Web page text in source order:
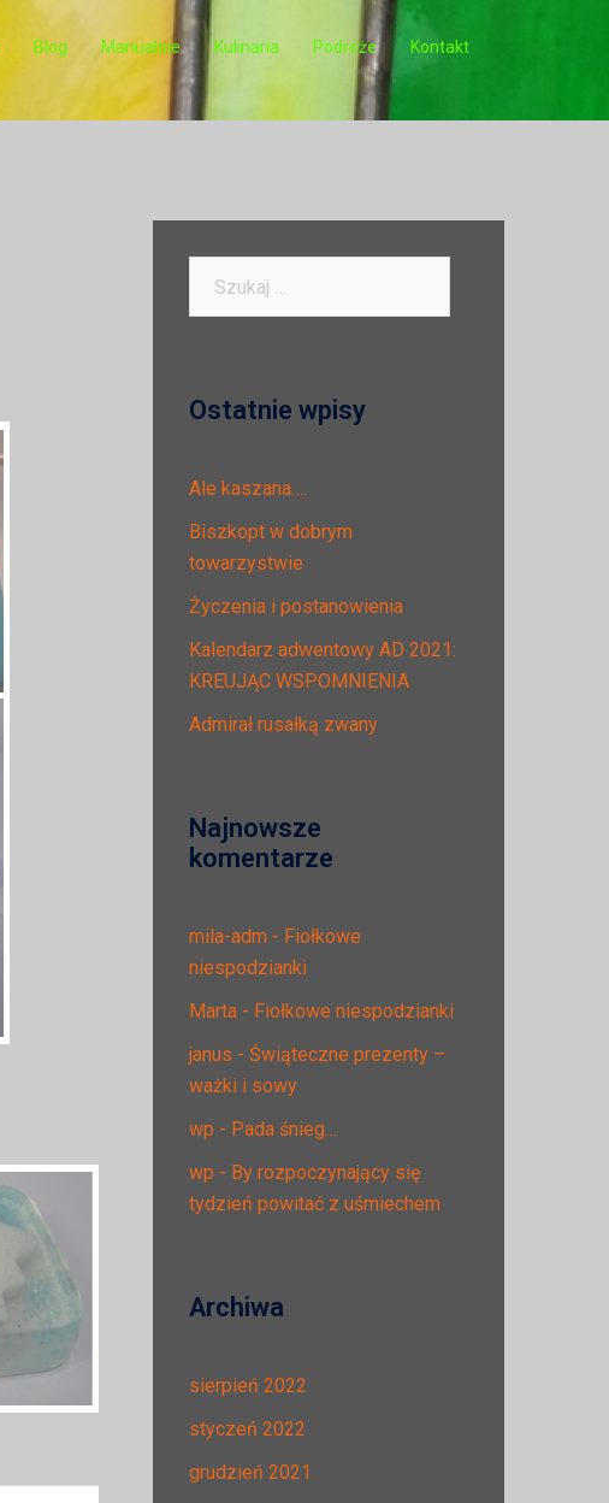
Blog Manualnie Kulinaria Podróże Kontakt
Ostatnie wpisy
Ale kaszana….
Biszkopt w dobrym
towarzystwie
Życzenia i postanowienia
Kalendarz adwentowy AD 2021:
KREUJĄC WSPOMNIENIA
Admirał rusałką zwany
Najnowsze
komentarze
mila-adm - Fiołkowe
niespodzianki
Marta- Fiołkowe niespodzianki
janus - Świąteczne prezenty –
ważki i sowy
wp - Pada śnieg…
wp - By rozpoczynający się
tydzień powitać z uśmiechem
Archiwa
sierpień 2022
styczeń 2022
grudzień 2021